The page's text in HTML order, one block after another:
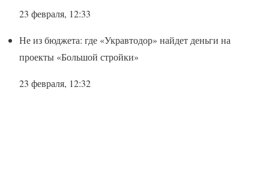
23 февраля, 12:33
Не из бюджета: где «Укравтодор» найдет деньги на
проекты «Большой стройки»
23 февраля, 12:32